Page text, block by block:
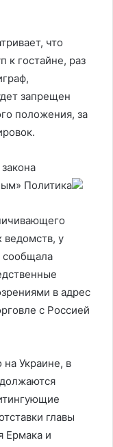
что
к гостайне, раз
запрещен
положения, за
Политика
ведомств, у
сообщала
в адрес
с Россией
на Украине, в
главы
Ермака и